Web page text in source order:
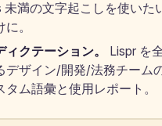
未満の文字起こしを使いた
。
クテーション。
Lispr を
デザイン/開発/法務チーム
タム語彙と使用レポート。